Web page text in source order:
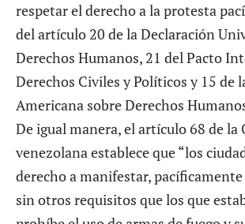
respetar el derecho a la protesta
del artículo 20 de la Declaración
Derechos Humanos, 21 del Pacto
Derechos Civiles y Políticos y 15 de
Americana sobre Derechos
De igual manera, el artículo 68 de
venezolana establece que “los
derecho a manifestar,
sin otros requisitos que los que